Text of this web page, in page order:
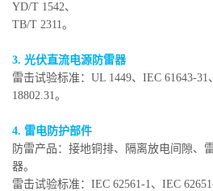
YD/T 1542、
TB/T 2311。
3. 光伏直流电源防雷器
雷击试验标准：UL 1449、IEC 61643-31
18802.31。
4. 雷电防护部件
防雷产品：接地铜排、隔离放电间隙、
器。
雷击试验标准：IEC 62561-1、IEC 62651-